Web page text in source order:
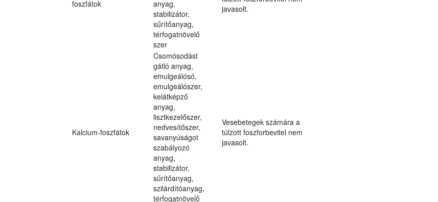
foszfátok
anyag,
stabilizátor,
sűrítőanyag,
térfogatnövelő
szer
javasolt.
Kalcium-foszfátok
Csomósodást
gátló anyag,
emulgeálósó,
emulgeálószer,
kelátképző
anyag,
lisztkezelőszer,
nedvesítőszer,
savanyúságot
szabályozó
anyag,
stabilizátor,
sűrítőanyag,
szilárdítóanyag,
térfogatnövelő
Vesebetegek számára a
túlzott foszforbevitel nem
javasolt.